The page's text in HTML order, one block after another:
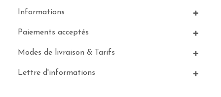
Informations
Paiements acceptés
Modes de livraison & Tarifs
Lettre d'informations